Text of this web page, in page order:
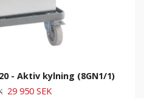
- Aktiv kylning (8GN1/1)
29 950 SEK